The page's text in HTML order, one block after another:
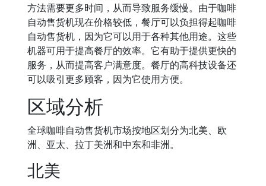
方法需要更多时间，从而导致服务缓慢。由于咖啡
自动售货机现在价格较低，餐厅可以负担得起咖啡
自动售货机，因为它可以用于各种其他用途。这些
机器可用于提高餐厅的效率。它有助于提供更快的
服务，从而提高客户满意度。餐厅的高科技设备还
可以吸引更多顾客，因为它使用方便。
区域分析
全球咖啡自动售货机市场按地区划分为北美、欧
洲、亚太、拉丁美洲和中东和非洲。
北美